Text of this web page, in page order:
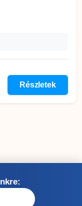
Részletek